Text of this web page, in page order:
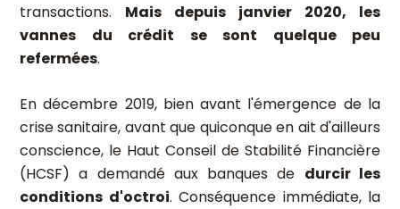
transactions. Mais depuis janvier 2020, les
vannes du crédit se sont quelque peu
refermées.
En décembre 2019, bien avant l'émergence de la
crise sanitaire, avant que quiconque en ait d'ailleurs
conscience, le Haut Conseil de Stabilité Financière
(HCSF) a demandé aux banques de durcir les
conditions d'octroi. Conséquence immédiate, la